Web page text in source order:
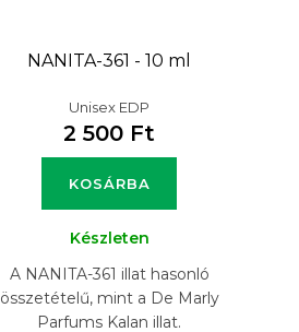
NANITA-361 - 10 ml
Unisex EDP
2 500 Ft
KOSÁRBA
Készleten
A NANITA-361 illat hasonló
összetételű, mint a De Marly
Parfums Kalan illat.